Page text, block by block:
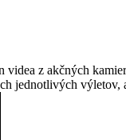
videa z akčných
jednotlivých výletov,